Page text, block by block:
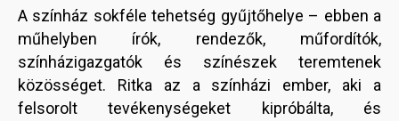
A színház sokféle tehetség gyűjtőhelye – ebben a
műhelyben írók, rendezők, műfordítók,
színházigazgatók és színészek teremtenek
közösséget. Ritka az a színházi ember, aki a
felsorolt tevékenységeket kipróbálta, és